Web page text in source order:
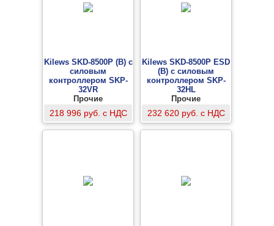
Kilews SKD-8500P (B) с
силовым
контроллером SKP-
32VR
винтоверт
Прочие
218 996 руб. с НДС
Kilews SKD-8500P ESD
(B) с силовым
контроллером SKP-
32HL
винтоверт
Прочие
232 620 руб. с НДС